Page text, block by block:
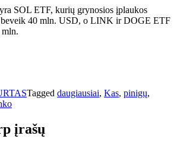
SOL ETF, kurių grynosios įplaukos
beveik 40 mln. USD, o LINK ir DOGE ETF
Tagged daugiausiai, Kas, pinigų,
įrašų